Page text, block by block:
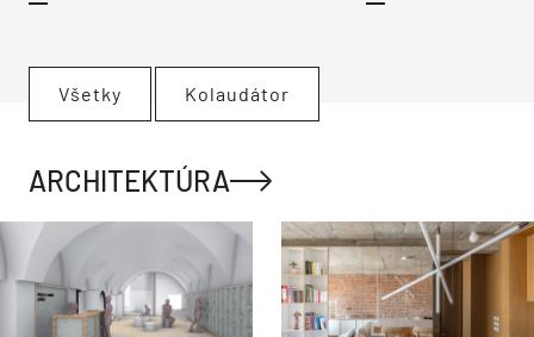
Všetky Kolaudátor
ARCHITEKTÚRA